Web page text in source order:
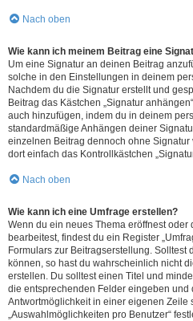
Nach oben
Wie kann ich meinem Beitrag eine
Um eine Signatur an deinen Beitrag
solche in den Einstellungen in deinem
Nachdem du die Signatur erstellt und
Beitrag das Kästchen „Signatur
auch hinzufügen, indem du in deinem
standardmäßige Anhängen deiner
einzelnen Beitrag dennoch ohne Signatur
dort einfach das Kontrollkästchen
Nach oben
Wie kann ich eine Umfrage erstellen?
Wenn du ein neues Thema eröffnest
bearbeitest, findest du ein Register
Formulars zur Beitragserstellung. Solltest
können, so hast du wahrscheinlich nicht
erstellen. Du solltest einen Titel und
die entsprechenden Felder eingeben und
Antwortmöglichkeit in einer eigenen Zeile
„Auswahlmöglichkeiten pro Benutzer“